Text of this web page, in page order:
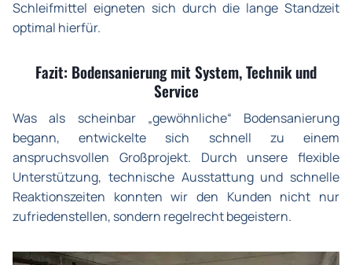
Schleifmittel eigneten sich durch die lange Standzeit
optimal hierfür.
Fazit: Bodensanierung mit System, Technik und
Service
Was als scheinbar „gewöhnliche“ Bodensanierung
begann, entwickelte sich schnell zu einem
anspruchsvollen Großprojekt. Durch unsere flexible
Unterstützung, technische Ausstattung und schnelle
Reaktionszeiten konnten wir den Kunden nicht nur
zufriedenstellen, sondern regelrecht begeistern.